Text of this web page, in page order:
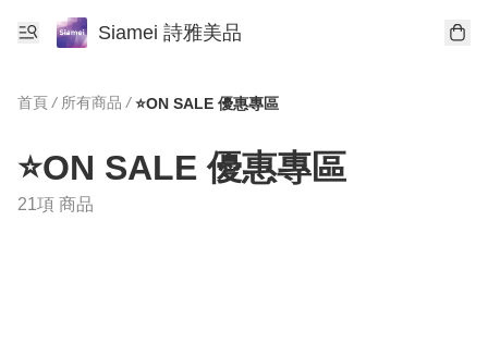
Siamei 詩雅美品
首頁 / 所有商品 / ⭐ON SALE 優惠專區
⭐ON SALE 優惠專區
21項 商品